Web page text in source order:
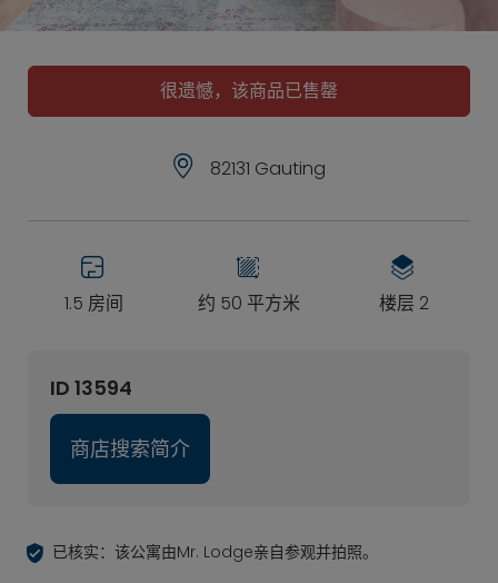
很遗憾，该商品已售罄
82131 Gauting
1.5 房间 约 50 平方米 楼层 2
ID 13594
商店搜索简介
已核实：该公寓由Mr. Lodge亲自参观并拍照。